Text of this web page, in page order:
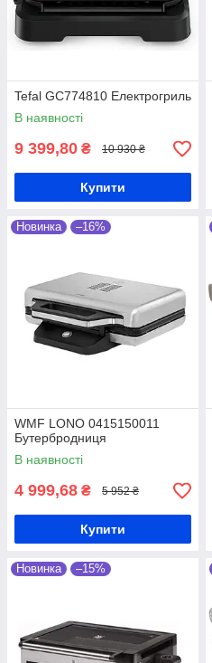
Tefal GC774810 Електрогриль
В наявності
9 399,80 ₴ 10 930 ₴
Купити
Новинка –16%
WMF LONO 0415150011
Бутербродниця
В наявності
4 999,68 ₴ 5 952 ₴
Купити
Новинка –15%